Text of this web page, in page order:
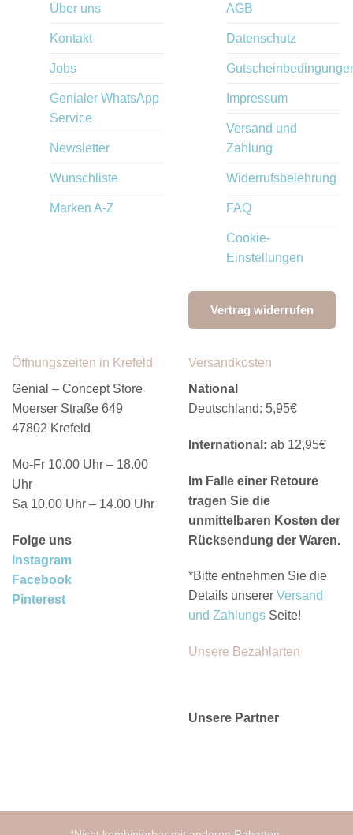
Über uns
Kontakt
Jobs
Genialer WhatsApp
Service
Newsletter
Wunschliste
Marken A-Z
AGB
Datenschutz
Impressum
Versand und
Zahlung
Widerrufsbelehrung
FAQ
Cookie-
Einstellungen
Vertrag widerrufen
Öffnungszeiten in Krefeld
Genial – Concept Store
Moerser Straße 649
47802 Krefeld
Mo-Fr 10.00 Uhr – 18.00
Uhr
Sa 10.00 Uhr – 14.00 Uhr
Folge uns
Instagram
Facebook
Pinterest
Versandkosten
National
Deutschland: 5,95€
International: ab 12,95€
Im Falle einer Retoure
tragen Sie die
unmittelbaren Kosten der
Rücksendung der Waren.
*Bitte entnehmen Sie die
Details unserer Versand
und Zahlungs Seite!
Unsere Bezahlarten
Unsere Partner